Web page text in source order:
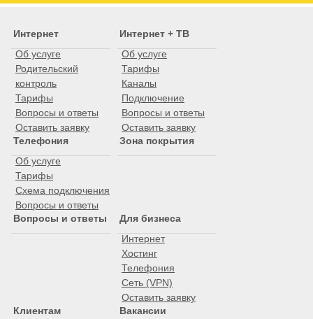
Интернет
Об услуге
Родительский
контроль
Тарифы
Вопросы и ответы
Оставить заявку
Интернет + ТВ
Об услуге
Тарифы
Каналы
Подключение
Вопросы и ответы
Оставить заявку
Телефония
Об услуге
Тарифы
Схема подключения
Вопросы и ответы
Зона покрытия
Вопросы и ответы
Для бизнеса
Интернет
Хостинг
Телефония
Сеть (VPN)
Оставить заявку
Клиентам
Вакансии